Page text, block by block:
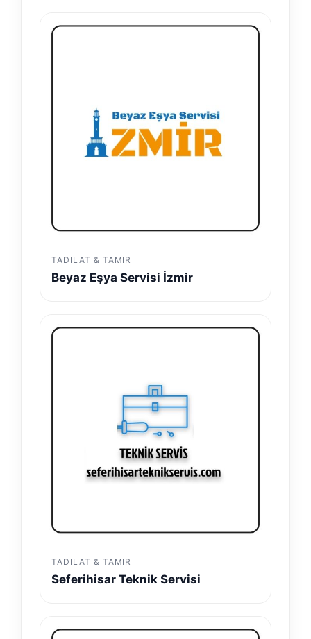
TADILAT & TAMIR
Beyaz Eşya Servisi İzmir
TADILAT & TAMIR
Seferihisar Teknik Servisi